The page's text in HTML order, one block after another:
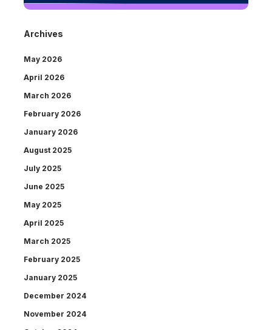
Archives
May 2026
April 2026
March 2026
February 2026
January 2026
August 2025
July 2025
June 2025
May 2025
April 2025
March 2025
February 2025
January 2025
December 2024
November 2024